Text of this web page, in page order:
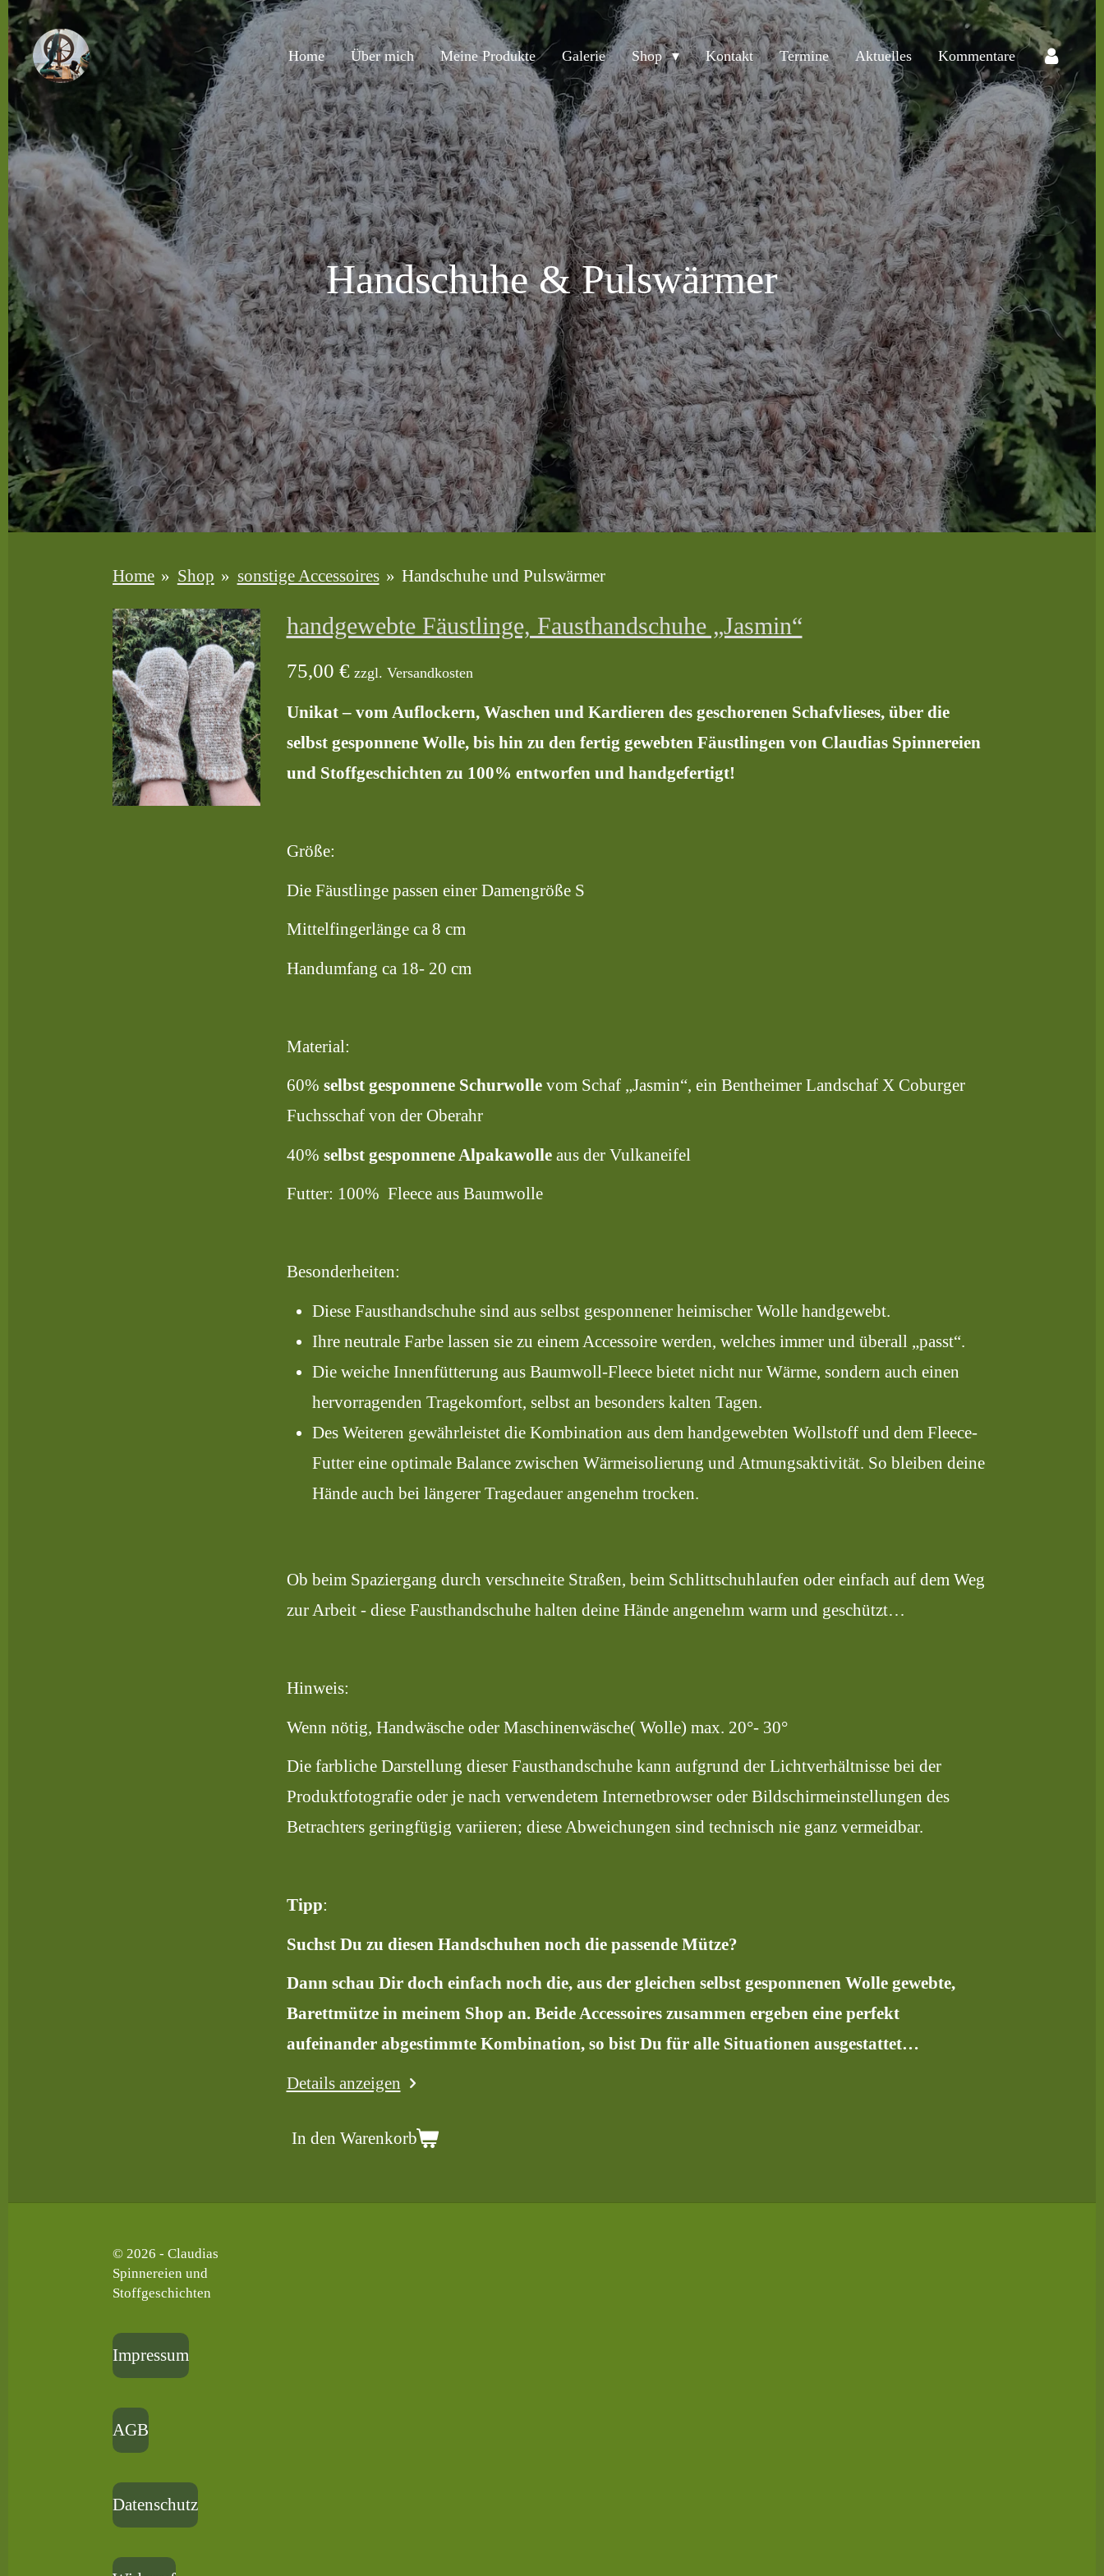
Zum
Hauptinhalt
springen
Home Über mich Meine Produkte Galerie Shop Kontakt Termine Aktuelles Kommentare
Handschuhe & Pulswärmer
Home » Shop » sonstige Accessoires » Handschuhe und Pulswärmer
handgewebte Fäustlinge, Fausthandschuhe „Jasmin“
75,00 € zzgl. Versandkosten
Unikat – vom Auflockern, Waschen und Kardieren des geschorenen Schafvlieses, über die
selbst gesponnene Wolle, bis hin zu den fertig gewebten Fäustlingen von Claudias Spinnereien
und Stoffgeschichten zu 100% entworfen und handgefertigt!
Größe:
Die Fäustlinge passen einer Damengröße S
Mittelfingerlänge ca 8 cm
Handumfang ca 18- 20 cm
Material:
60% selbst gesponnene Schurwolle vom Schaf „Jasmin“, ein Bentheimer Landschaf X Coburger
Fuchsschaf von der Oberahr
40% selbst gesponnene Alpakawolle aus der Vulkaneifel
Futter: 100% Fleece aus Baumwolle
Besonderheiten:
Diese Fausthandschuhe sind aus selbst gesponnener heimischer Wolle handgewebt.
Ihre neutrale Farbe lassen sie zu einem Accessoire werden, welches immer und überall „passt“.
Die weiche Innenfütterung aus Baumwoll-Fleece bietet nicht nur Wärme, sondern auch einen
hervorragenden Tragekomfort, selbst an besonders kalten Tagen.
Des Weiteren gewährleistet die Kombination aus dem handgewebten Wollstoff und dem Fleece-
Futter eine optimale Balance zwischen Wärmeisolierung und Atmungsaktivität. So bleiben deine
Hände auch bei längerer Tragedauer angenehm trocken.
Ob beim Spaziergang durch verschneite Straßen, beim Schlittschuhlaufen oder einfach auf dem Weg
zur Arbeit - diese Fausthandschuhe halten deine Hände angenehm warm und geschützt…
Hinweis:
Wenn nötig, Handwäsche oder Maschinenwäsche( Wolle) max. 20°- 30°
Die farbliche Darstellung dieser Fausthandschuhe kann aufgrund der Lichtverhältnisse bei der
Produktfotografie oder je nach verwendetem Internetbrowser oder Bildschirmeinstellungen des
Betrachters geringfügig variieren; diese Abweichungen sind technisch nie ganz vermeidbar.
Tipp:
Suchst Du zu diesen Handschuhen noch die passende Mütze?
Dann schau Dir doch einfach noch die, aus der gleichen selbst gesponnenen Wolle gewebte,
Barettmütze in meinem Shop an. Beide Accessoires zusammen ergeben eine perfekt
aufeinander abgestimmte Kombination, so bist Du für alle Situationen ausgestattet…
Details anzeigen
In den Warenkorb
© 2026 - Claudias
Spinnereien und
Stoffgeschichten
Impressum
AGB
Datenschutz